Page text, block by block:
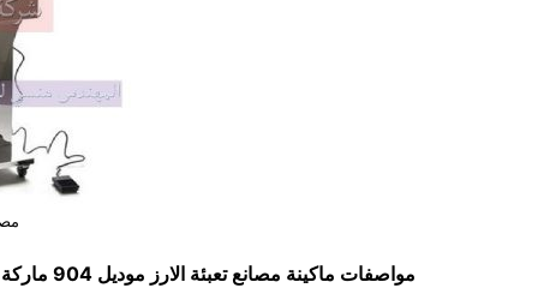
مواصفات ماكينة مصانع تعبئة الارز موديل 904 ماركة مهندس منسي